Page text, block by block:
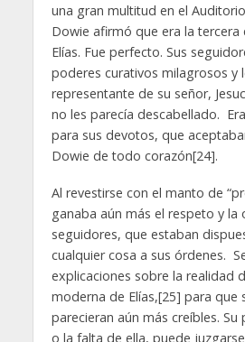
una gran multitud en el
Dowie afirmó que era la tercera
Elías. Fue perfecto. Sus
poderes curativos milagrosos y
representante de su señor,
no les parecía descabellado.
para sus devotos, que
Dowie de todo corazón[24].
Al revestirse con el manto de
ganaba aún más el respeto y la
seguidores, que estaban
cualquier cosa a sus órdenes.
explicaciones sobre la realidad
moderna de Elías,[25] para que
parecieran aún más creíbles. Su
o la falta de ella, puede